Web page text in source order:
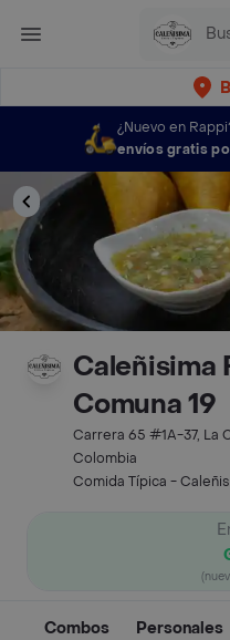
¿Nuevo en
envíos gratis
Caleñisima
Comuna 19
Carrera 65 #1A-37, La
Colombia
Comida Típica -
Combos Personales